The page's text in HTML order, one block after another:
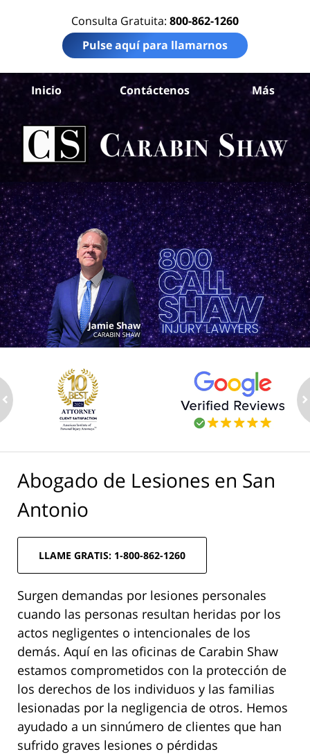
Consulta Gratuita: 800-862-1260
Pulse aquí para llamarnos
Inicio Contáctenos Más
Abogado de Lesiones en San
Antonio
LLAME GRATIS: 1-800-862-1260
Surgen demandas por lesiones personales
cuando las personas resultan heridas por los
actos negligentes o intencionales de los
demás. Aquí en las oficinas de Carabin Shaw
estamos comprometidos con la protección de
los derechos de los individuos y las familias
lesionadas por la negligencia de otros. Hemos
ayudado a un sinnúmero de clientes que han
sufrido graves lesiones o pérdidas